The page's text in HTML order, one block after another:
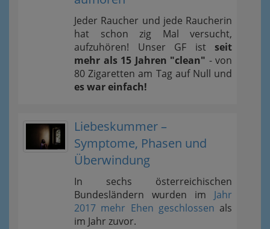
Jeder Raucher und jede Raucherin
hat schon zig Mal versucht,
aufzuhören! Unser GF ist seit
mehr als 15 Jahren "clean" - von
80 Zigaretten am Tag auf Null und
es war einfach!
Liebeskummer –
Symptome, Phasen und
Überwindung
In sechs österreichischen
Bundesländern wurden im Jahr
2017 mehr Ehen geschlossen als
im Jahr zuvor.